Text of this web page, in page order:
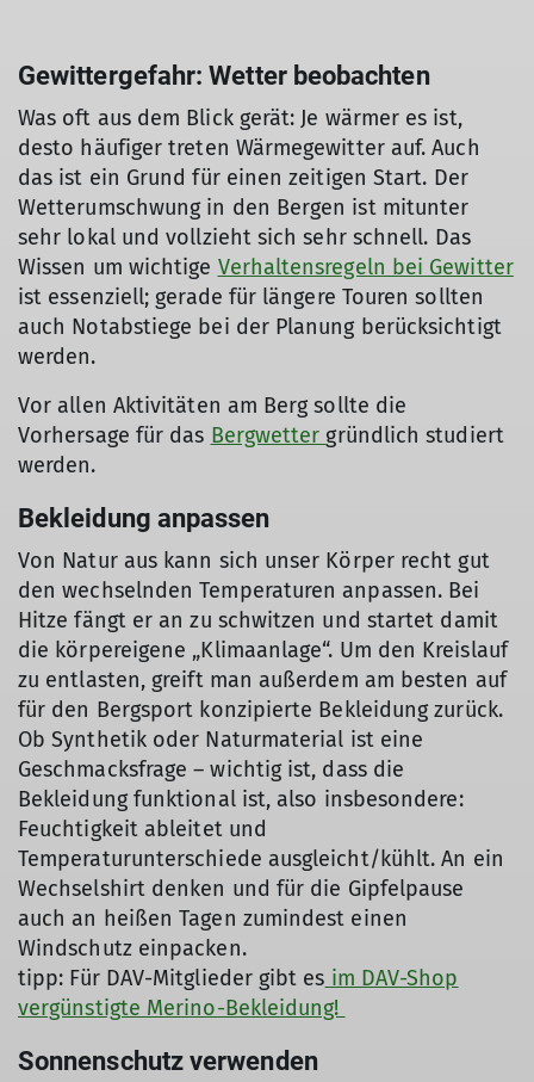
Gewittergefahr: Wetter beobachten
Was oft aus dem Blick gerät: Je wärmer es ist,
desto häufiger treten Wärmegewitter auf. Auch
das ist ein Grund für einen zeitigen Start. Der
Wetterumschwung in den Bergen ist mitunter
sehr lokal und vollzieht sich sehr schnell. Das
Wissen um wichtige Verhaltensregeln bei Gewitter
ist essenziell; gerade für längere Touren sollten
auch Notabstiege bei der Planung berücksichtigt
werden.
Vor allen Aktivitäten am Berg sollte die
Vorhersage für das Bergwetter gründlich studiert
werden.
Bekleidung anpassen
Von Natur aus kann sich unser Körper recht gut
den wechselnden Temperaturen anpassen. Bei
Hitze fängt er an zu schwitzen und startet damit
die körpereigene „Klimaanlage“. Um den Kreislauf
zu entlasten, greift man außerdem am besten auf
für den Bergsport konzipierte Bekleidung zurück.
Ob Synthetik oder Naturmaterial ist eine
Geschmacksfrage – wichtig ist, dass die
Bekleidung funktional ist, also insbesondere:
Feuchtigkeit ableitet und
Temperaturunterschiede ausgleicht/kühlt. An ein
Wechselshirt denken und für die Gipfelpause
auch an heißen Tagen zumindest einen
Windschutz einpacken.
tipp: Für DAV-Mitglieder gibt es im DAV-Shop
vergünstigte Merino-Bekleidung!
Sonnenschutz verwenden